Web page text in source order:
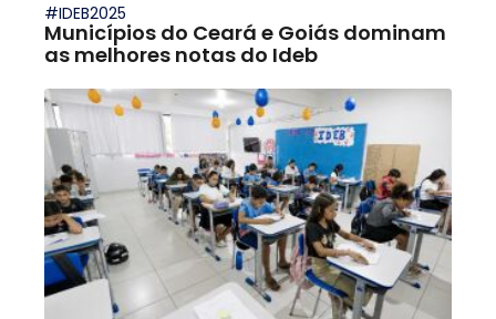
#IDEB2025
Municípios do Ceará e Goiás dominam
as melhores notas do Ideb